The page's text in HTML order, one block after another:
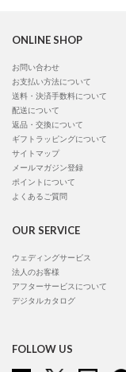
ONLINE SHOP
お問い合わせ
お支払い方法について
送料・決済手数料について
配送について
返品・交換について
ギフトラッピングについて
サイトマップ
メールマガジン登録
ポイントについて
よくあるご質問
OUR SERVICE
ウェディングサービス
法人のお客様
アフターサービスについて
デジタルカタログ
FOLLOW US